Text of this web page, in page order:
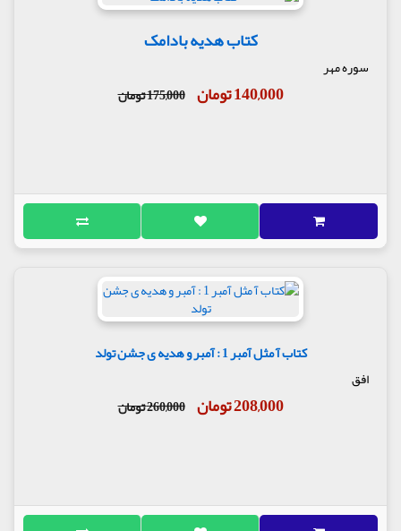
کتاب هدیه بادامک
سوره مهر
140,000 تومان 175,000 تومان
کتاب آ مثل آمبر 1 : آمبر و هدیه ی جشن تولد
افق
208,000 تومان 260,000 تومان